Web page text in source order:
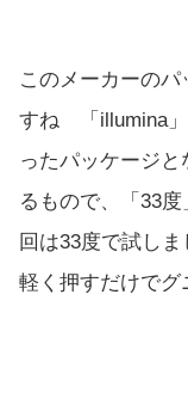
このメーカーの
すね 「illumina」
ったパッケージ
るもので、「33
回は33度で試しま
軽く押すだけでグ